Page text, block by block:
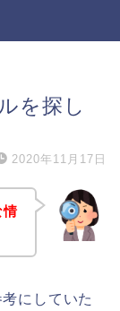
を探し
2020年11月17日
情
にしていた